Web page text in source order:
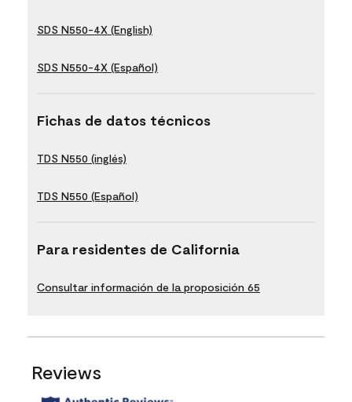
SDS N550-4X (English)
SDS N550-4X (Español)
Fichas de datos técnicos
TDS N550 (inglés)
TDS N550 (Español)
Para residentes de California
Consultar información de la proposición 65
Reviews